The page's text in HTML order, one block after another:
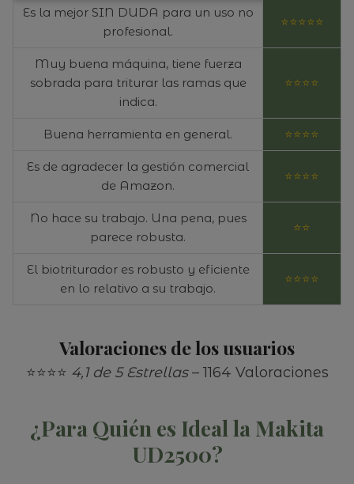
Es la mejor SIN DUDA para un uso no
profesional.
⭐⭐⭐⭐⭐
Muy buena máquina, tiene fuerza
sobrada para triturar las ramas que
indica.
⭐⭐⭐⭐
Buena herramienta en general. ⭐⭐⭐⭐
Es de agradecer la gestión comercial
de Amazon.
⭐⭐⭐⭐
No hace su trabajo. Una pena, pues
parece robusta.
⭐⭐
El biotriturador es robusto y eficiente
en lo relativo a su trabajo.
⭐⭐⭐⭐
Valoraciones de los usuarios
⭐⭐⭐⭐ 4,1 de 5 Estrellas– 1164 Valoraciones
¿Para Quién es Ideal la Makita
UD2500?